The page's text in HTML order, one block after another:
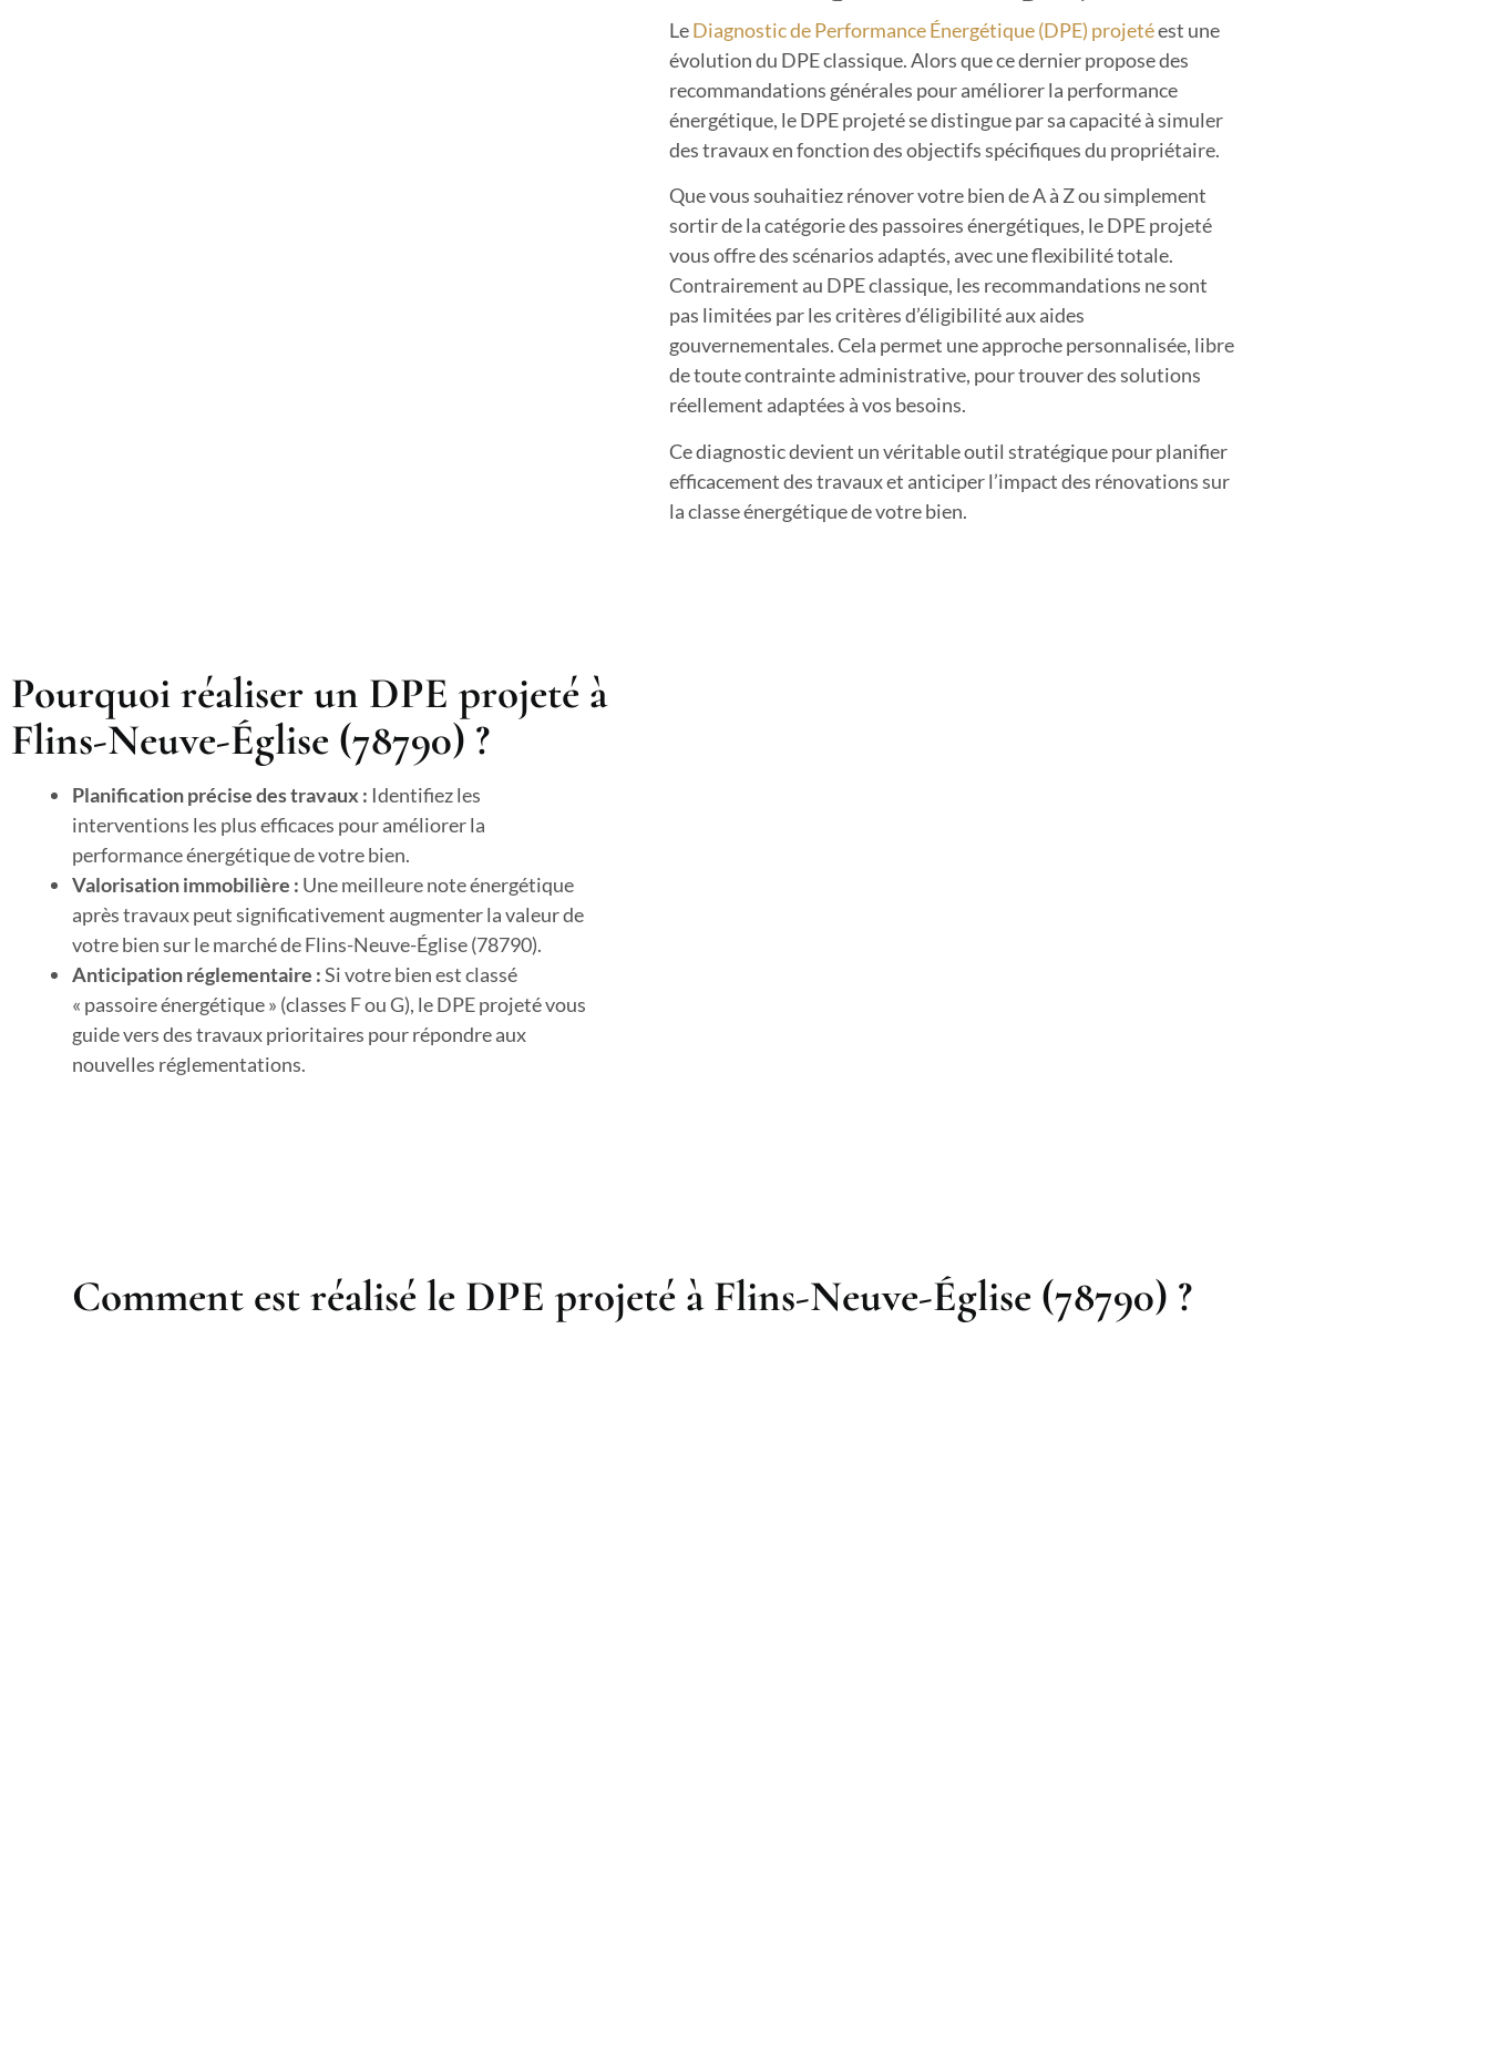
LeDiagnostic de Performance Énergétique (DPE) projetéest une
évolution du DPE classique. Alors que ce dernier propose des
recommandations générales pour améliorer la performance
énergétique, le DPE projeté se distingue par sa capacité à simuler
des travaux en fonction des objectifs spécifiques du propriétaire.
Que vous souhaitiez rénover votre bien de A à Z ou simplement
sortir de la catégorie des passoires énergétiques, le DPE projeté
vous offre des scénarios adaptés, avec une flexibilité totale.
Contrairement au DPE classique, les recommandations ne sont
pas limitées par les critères d’éligibilité aux aides
gouvernementales. Cela permet une approche personnalisée, libre
de toute contrainte administrative, pour trouver des solutions
réellement adaptées à vos besoins.
Ce diagnostic devient un véritable outil stratégique pour planifier
efficacement des travaux et anticiper l’impact des rénovations sur
la classe énergétique de votre bien.
Pourquoi réaliser un DPE projeté à
Flins-Neuve-Église (78790) ?
Planification précise des travaux : Identifiez les
interventions les plus efficaces pour améliorer la
performance énergétique de votre bien.
Valorisation immobilière : Une meilleure note énergétique
après travaux peut significativement augmenter la valeur de
votre bien sur le marché de Flins-Neuve-Église (78790).
Anticipation réglementaire :Si votre bien est classé
« passoire énergétique » (classes F ou G), le DPE projeté vous
guide vers des travaux prioritaires pour répondre aux
nouvelles réglementations.
Comment est réalisé le DPE projeté à Flins-Neuve-Église (78790) ?